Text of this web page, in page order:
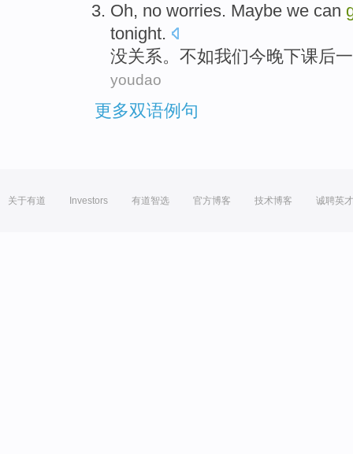
Oh, no worries. Maybe we can
tonight.
没关系。 不如我们今晚下课后
youdao
更多双语例句
关于有道 Investors 有道智选 官方博客 技术博客 诚聘英才